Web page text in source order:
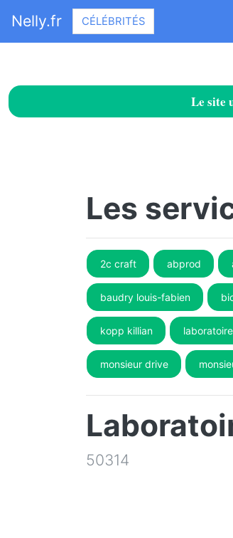
Le site
Nelly.fr CÉLÉBRITÉS
Les
2c craft abprod
baudry louis-fabien
kopp killian
monsieur drive
50314